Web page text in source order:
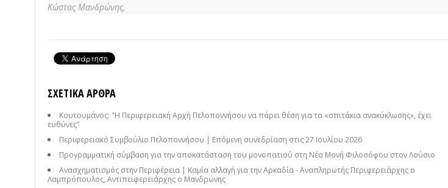
Κώστας Μανδρώνης,
ΣΧΕΤΙΚΆ ΆΡΘΡΑ
Κουτουμάνος: "Η Περιφερειακή Αρχή Πελοποννήσου να πάρει θέση για τα «σπιτάκια ανακύκλωσης», έχει
ευθύνες"
Περιφερειακό Συμβούλιο Πελοποννήσου | Επόμενη συνεδρίαση στις 27 Ιουλίου 2026
Προγραμματική σύμβαση για την αποκατάσταση του μονοπατιού στη Νέα Μονή Φιλοσόφου στον Λούσιο
Ανασχηματισμός στην Περιφέρεια | Καμία αλλαγή για την Αρκαδία - Αναπληρωτής Περιφερειάρχης ο
Λαμπρόπουλος, Αντιπειφερειάρχης ο Μανδρώνης